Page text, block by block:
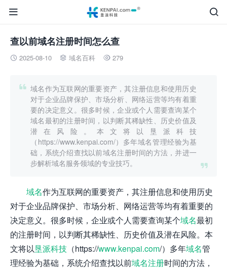


查以前域名注册时间怎么查
 2025-08-10  域名百科  279


域名作为互联网的重要资产，其注册信息和使用历史
对于企业品牌保护、市场分析、网络运营等均有着重
要的决定意义。很多时候，企业或个人需要查询某个
域名最初的注册时间，以判断其稀缺性、历史价值及
潜在风险。本文将以垦派科技
（https://www.kenpai.com/）多年域名管理经验为基
础，系统介绍查找以前域名注册时间的方法，并进一
步解析域名服务领域的专业技巧。
域名作为互联网的重要资产，其注册信息和使用历史
对于企业品牌保护、市场分析、网络运营等均有着重要的
决定意义。很多时候，企业或个人需要查询某个域名最初
的注册时间，以判断其稀缺性、历史价值及潜在风险。本
文将以垦派科技 （https://www.kenpai.com/）多年域名管
理经验为基础，系统介绍查找以前域名注册时间的方法，